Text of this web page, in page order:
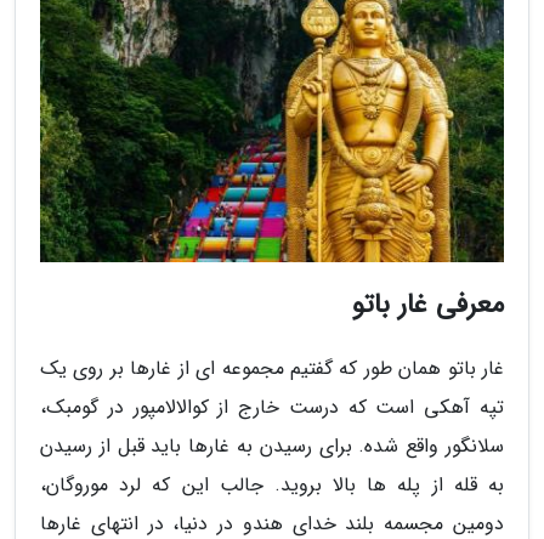
معرفی غار باتو
غار باتو همان طور که گفتیم مجموعه ای از غارها بر روی یک
تپه آهکی است که درست خارج از کوالالامپور در گومبک،
سلانگور واقع شده. برای رسیدن به غارها باید قبل از رسیدن
به قله از پله ها بالا بروید. جالب این که لرد موروگان،
دومین مجسمه بلند خدای هندو در دنیا، در انتهای غارها